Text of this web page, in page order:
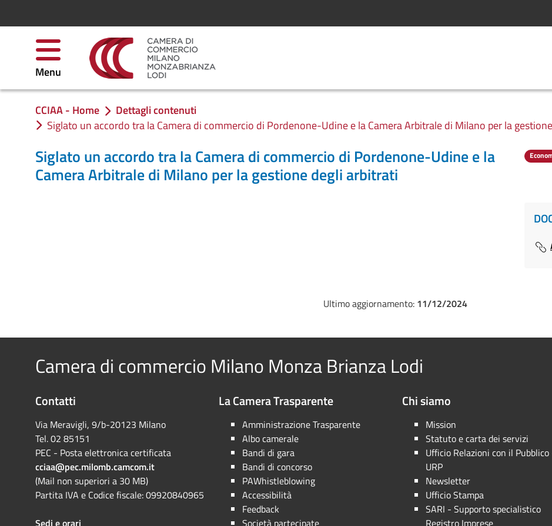
Menu
Ti trovi in:
CCIAA - Home
Dettagli contenuti
Siglato un accordo tra la Camera di commercio di Pordenone-Udine e la Camera Arbitrale di Milano per la
Siglato un accordo tra la Camera di commercio di Pordenone-Udine e la
Camera Arbitrale di Milano per la gestione degli arbitrati
Ultimo aggiornamento: 11/12/2024
Camera di commercio Milano Monza Brianza Lodi
Contatti
Via Meravigli, 9/b-20123 Milano
Tel. 02 85151
PEC - Posta elettronica certificata
cciaa@pec.milomb.camcom.it
(Mail non superiori a 30 MB)
Partita IVA e Codice fiscale: 09920840965
Sedi e orari
La Camera Trasparente
Amministrazione Trasparente
Albo camerale
Bandi di gara
Bandi di concorso
PAWhistleblowing
Accessibilità
Feedback
Società partecipate
Chi siamo
Mission
Statuto e carta dei servizi
Ufficio Relazioni con il Pubblico
URP
Newsletter
Ufficio Stampa
SARI - Supporto specialistico
Registro Imprese